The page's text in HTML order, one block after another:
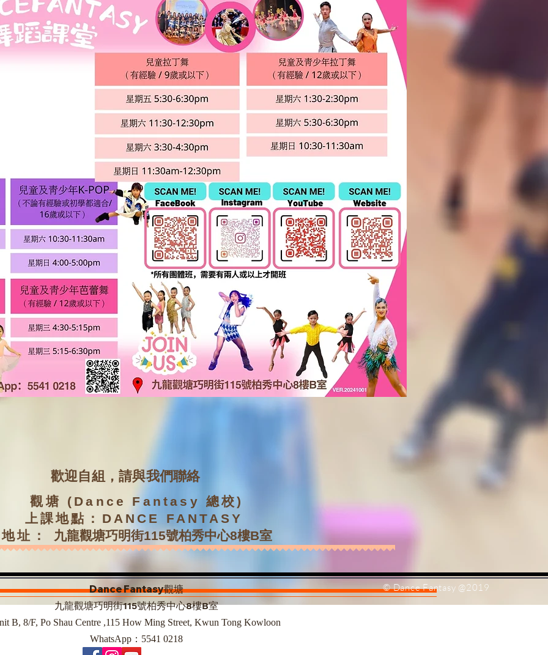
​歡迎自組，請與我們聯絡
觀塘 (Dance Fantasy 總校)
上課地點：DANCE FANTASY
地址： 九龍觀塘巧明街115號柏秀中心8樓B室
Dance Fantasy觀塘
九龍觀塘巧明街115號柏秀中心8樓B室
B, 8/F, Po Shau Centre ,115 How Ming Street, Kwun Tong Kowloon
WhatsApp：5541 0218
© Dance Fantasy @2019